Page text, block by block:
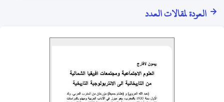
العودة لمقالات العدد